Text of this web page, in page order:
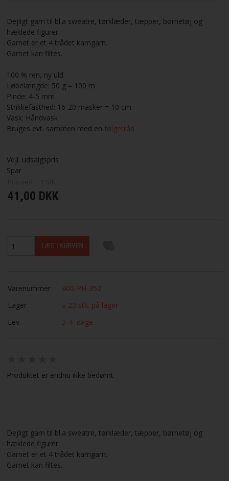
VILKÅR
SØGNING
KUNDECENTER
FAVORIT
FORTRYD DIT KØB
Dejligt garn til bl.a sweatre, tørklæder, tæpper, børnetøj og
hæklede figurer.
Garnet er et 4 trådet kamgarn.
Garnet kan filtes.
100 % ren, ny uld
Løbelængde: 50 g = 100 m
Pinde: 4-5 mm
Strikkefasthed: 16-20 masker = 10 cm
Vask: Håndvask
Bruges evt. sammen med en følgetråd
Vejl. udsalgspris
Spar
41,00 DKK
Varenummer
400-PH-352
Lager
23 stk. på lager
Lev.
3-4 dage
Produktet er endnu ikke bedømt
Dejligt garn til bl.a sweatre, tørklæder, tæpper, børnetøj og
hæklede figurer.
Garnet er et 4 trådet kamgarn.
Garnet kan filtes.